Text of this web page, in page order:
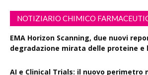
NOTIZIARIO CHIMICO
EMA Horizon Scanning, due nuovi
degradazione mirata delle proteine e
AI e Clinical Trials: il nuovo perimetro